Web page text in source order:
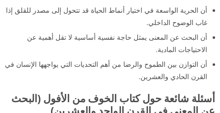
أن الحرية الواسعة في اختيار أنماط الحياة قد تتحول إلى مصدر للقلق إذا
غاب الوضوح الداخلي.
أن البحث عن المعنى يمثل حاجة نفسية أساسية لا تقل أهمية عن
الاحتياجات المادية.
أن التوازن بين الطموح والرضا من أهم التحديات التي يواجهها الإنسان في
القرن الحادي والعشرين.
أسئلة شائعة حول كتاب الخوف من الأفول (البحث